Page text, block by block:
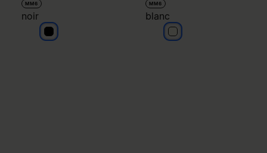
MM6
noir
noir
MM6
blanc
blanc